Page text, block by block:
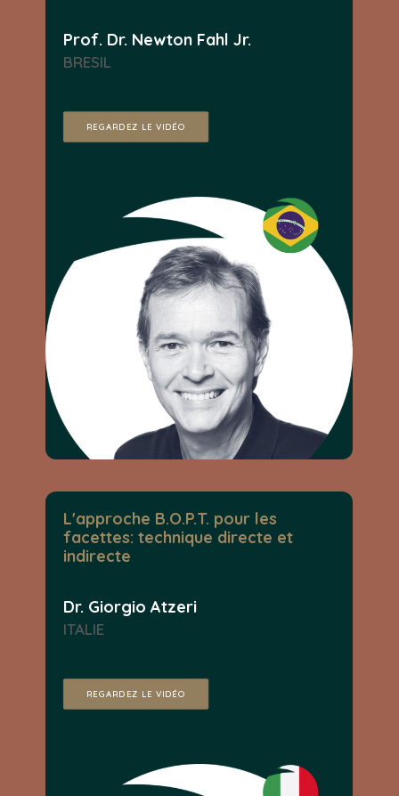
Prof. Dr. Newton Fahl Jr.
BRESIL
REGARDEZ LE VIDÉO
L'approche B.O.P.T. pour les
facettes: technique directe et
indirecte
Dr. Giorgio Atzeri
ITALIE
REGARDEZ LE VIDÉO